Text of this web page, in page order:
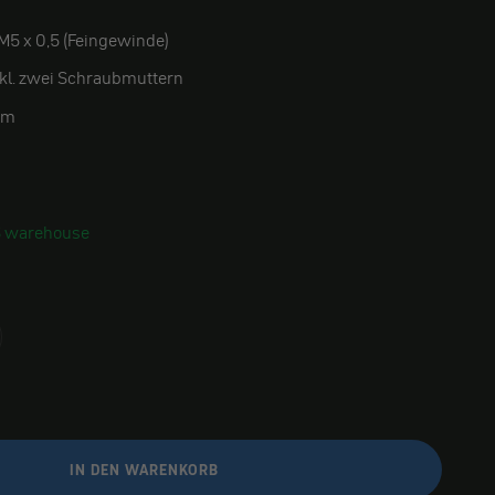
x 0,5 (Feingewinde)
zwei Schraubmuttern
warehouse
IN DEN WARENKORB